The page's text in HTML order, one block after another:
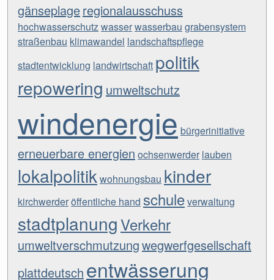
gänseplageregionalausschuss
hochwasserschutzwasserwasserbau grabensystem
straßenbau klimawandel landschaftspflege
stadtentwicklung landwirtschaft politik
repowering umweltschutz
windenergie bürgerinitiative
erneuerbare energien ochsenwerder lauben
lokalpolitikwohnungsbau kinder
kirchwerderöffentliche hand schuleverwaltung
stadtplanung Verkehr
umweltverschmutzungwegwerfgesellschaft
plattdeutsch entwässerung